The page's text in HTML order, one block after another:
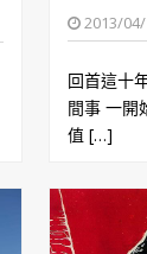
2013/
回首這十
間事 一開
值 […]